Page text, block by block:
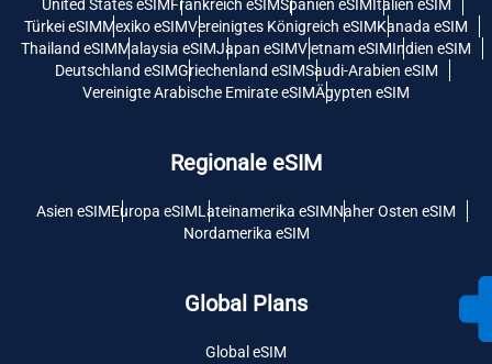
United States eSIMFrankreich eSIMSpanien eSIMItalien eSIM
Türkei eSIMMexiko eSIMVereinigtes Königreich eSIMKanada eSIM
Thailand eSIMMalaysia eSIMJapan eSIMVietnam eSIMIndien eSIM
Deutschland eSIMGriechenland eSIMSaudi-Arabien eSIM
Vereinigte Arabische Emirate eSIMÄgypten eSIM
Regionale eSIM
Asien eSIMEuropa eSIMLateinamerika eSIMNaher Osten eSIM
Nordamerika eSIM
Global Plans
Global eSIM